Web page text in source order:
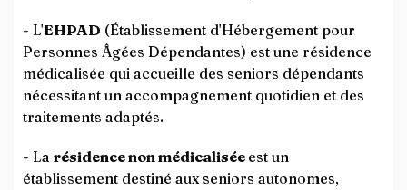
- L'EHPAD (Établissement d'Hébergement pour
Personnes Âgées Dépendantes) est une résidence
médicalisée qui accueille des seniors dépendants
nécessitant un accompagnement quotidien et des
traitements adaptés.
- La résidence non médicalisée est un
établissement destiné aux seniors autonomes,